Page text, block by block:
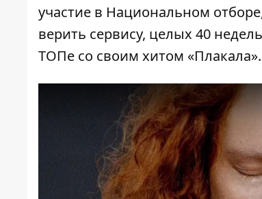
участие в Национальном
верить сервису, целых 40
ТОПе со своим хитом «Плакала».